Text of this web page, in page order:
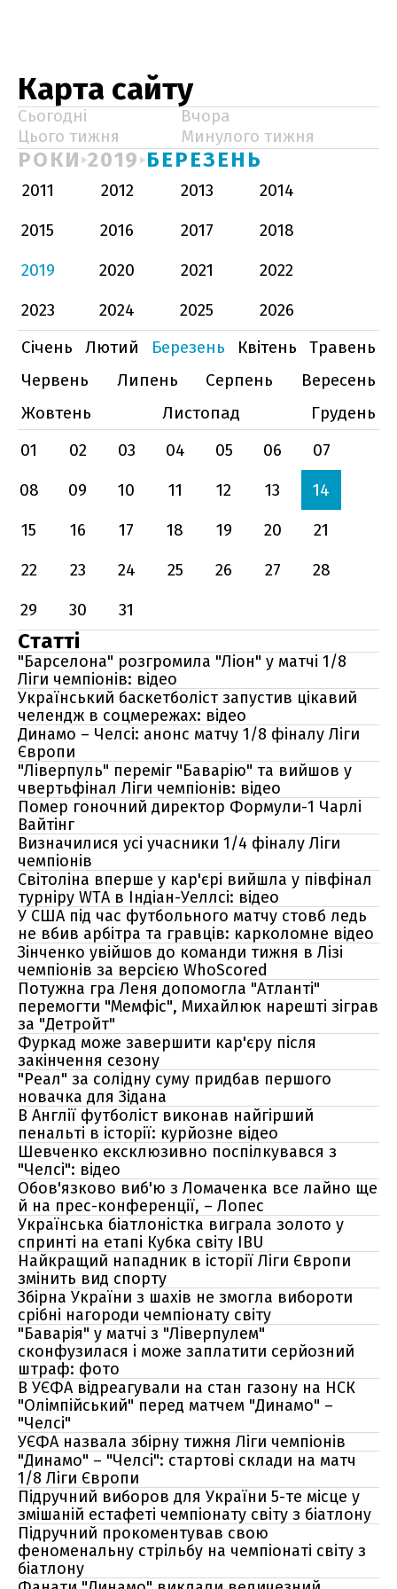
Карта сайту
Сьогодні
Вчора
Цього тижня
Минулого тижня
РОКИ 2019 БЕРЕЗЕНЬ
2011 2012 2013
2014
2015
2016 2017
2018
2019
2020 2021
2022
2023
2024 2025
2026
Січень
Лютий Березень Квітень
Травень
Червень
Липень Серпень
Вересень
Жовтень
Листопад
Грудень
01
02 03 04 05 06
07
08
09 10 11 12 13
14
15
16 17 18 19 20
21
22
23 24 25 26 27
28
29
30 31
Статті
"Барселона" розгромила "Ліон" у матчі 1/8
Ліги чемпіонів: відео
Український баскетболіст запустив цікавий
челендж в соцмережах: відео
Динамо – Челсі: анонс матчу 1/8 фіналу Ліги
Європи
"Ліверпуль" переміг "Баварію" та вийшов у
чвертьфінал Ліги чемпіонів: відео
Помер гоночний директор Формули-1 Чарлі
Вайтінг
Визначилися усі учасники 1/4 фіналу Ліги
чемпіонів
Світоліна вперше у кар'єрі вийшла у півфінал
турніру WTA в Індіан-Уеллсі: відео
У США під час футбольного матчу стовб ледь
не вбив арбітра та гравців: карколомне відео
Зінченко увійшов до команди тижня в Лізі
чемпіонів за версією WhoScored
Потужна гра Леня допомогла "Атланті"
перемогти "Мемфіс", Михайлюк нарешті зіграв
за "Детройт"
Фуркад може завершити кар'єру після
закінчення сезону
"Реал" за солідну суму придбав першого
новачка для Зідана
В Англії футболіст виконав найгірший
пенальті в історії: курйозне відео
Шевченко ексклюзивно поспілкувався з
"Челсі": відео
Обов'язково виб'ю з Ломаченка все лайно ще
й на прес-конференції, – Лопес
Українська біатлоністка виграла золото у
спринті на етапі Кубка світу IBU
Найкращий нападник в історії Ліги Європи
змінить вид спорту
Збірна України з шахів не змогла вибороти
срібні нагороди чемпіонату світу
"Баварія" у матчі з "Ліверпулем"
сконфузилася і може заплатити серйозний
штраф: фото
В УЄФА відреагували на стан газону на НСК
"Олімпійський" перед матчем "Динамо" –
"Челсі"
УЄФА назвала збірну тижня Ліги чемпіонів
"Динамо" – "Челсі": стартові склади на матч
1/8 Ліги Європи
Підручний виборов для України 5-те місце у
змішаній естафеті чемпіонату світу з біатлону
Підручний прокоментував свою
феноменальну стрільбу на чемпіонаті світу з
біатлону